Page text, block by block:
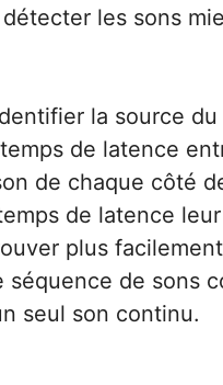
les sons
la source du
de latence
de chaque côté
de latence leur
plus
séquence de sons
seul son continu.